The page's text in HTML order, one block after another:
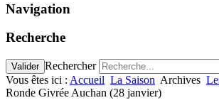
Navigation
Recherche
Valider Rechercher
Vous êtes ici : Accueil La Saison Archives
Ronde Givrée Auchan (28 janvier)